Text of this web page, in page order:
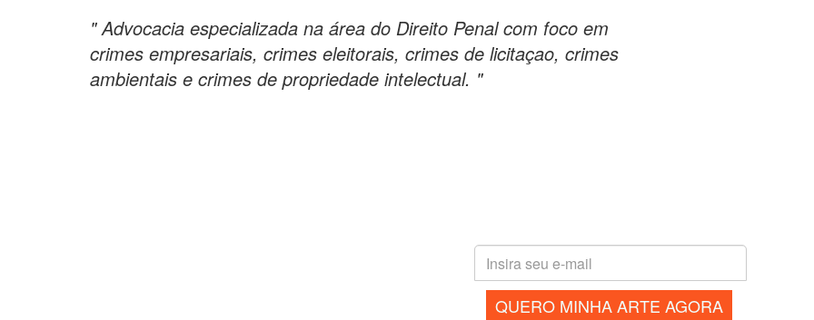
" Advocacia especializada na área do Direito Penal com foco em
crimes empresariais, crimes eleitorais, crimes de licitaçao, crimes
ambientais e crimes de propriedade intelectual. "
QUERO MINHA ARTE AGORA